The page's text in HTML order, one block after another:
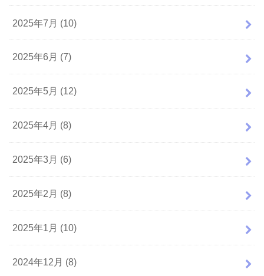
2025年7月 (10)
2025年6月 (7)
2025年5月 (12)
2025年4月 (8)
2025年3月 (6)
2025年2月 (8)
2025年1月 (10)
2024年12月 (8)